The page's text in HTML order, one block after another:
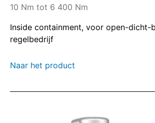
10 Nm tot 6 400 Nm
Inside containment, voor open-dicht-
regelbedrijf
Naar het product